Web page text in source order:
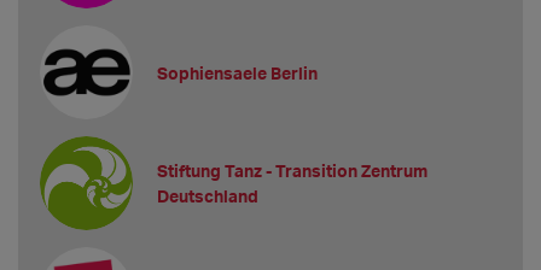
Sophiensaele Berlin
Stiftung Tanz - Transition Zentrum
Deutschland